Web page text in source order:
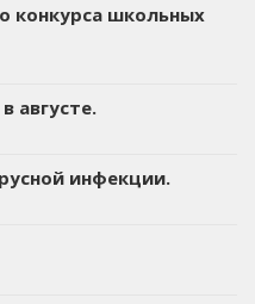
конкурса школьных
августе.
инфекции.